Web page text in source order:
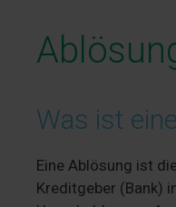
Was ist
Eine Ablösung ist
Kreditgeber (Bank)